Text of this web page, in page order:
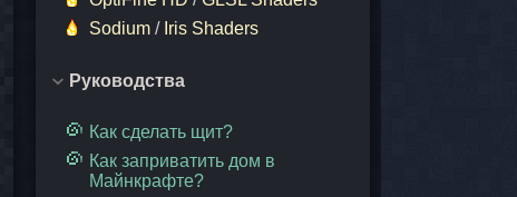
Sodium / Iris Shaders
Руководства
Как сделать щит?
Как заприватить дом в
Майнкрафте?